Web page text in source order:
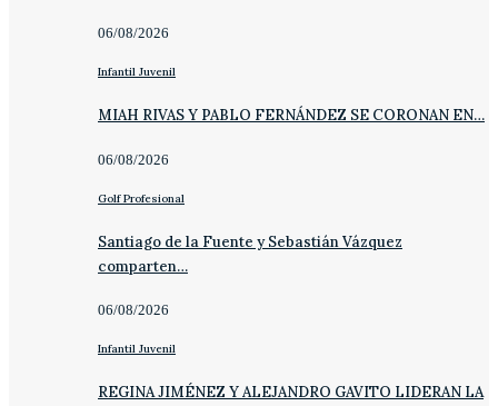
06/08/2026
Infantil Juvenil
MIAH RIVAS Y PABLO FERNÁNDEZ SE CORONAN EN…
06/08/2026
Golf Profesional
Santiago de la Fuente y Sebastián Vázquez
comparten…
06/08/2026
Infantil Juvenil
REGINA JIMÉNEZ Y ALEJANDRO GAVITO LIDERAN LA